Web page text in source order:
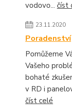
vodovo... číst
23.11.2020
Poradenství
Pomůžeme
Vašeho
bohaté
v RD i
číst celé